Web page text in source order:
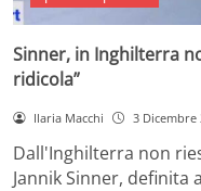
Sinner, in Inghilterra
ridicola”
Ilaria Macchi 3 Dicembre
Dall'Inghilterra non
Jannik Sinner,